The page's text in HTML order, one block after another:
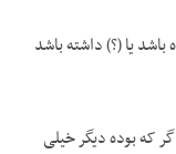
یا (؟) داشته باشد
که بوده دیگر خیلی